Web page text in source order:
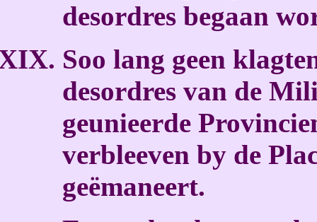
desordres begaan
Soo lang geen
desordres van de
geunieerde
verbleeven by de
geëmaneert.